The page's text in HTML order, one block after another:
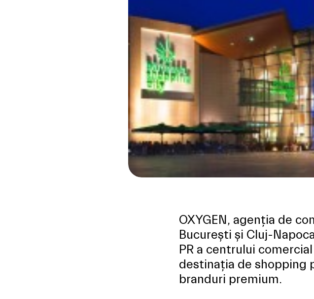
OXYGEN, agenția de
București și Cluj-
PR a centrului
destinația de shopping
branduri premium.